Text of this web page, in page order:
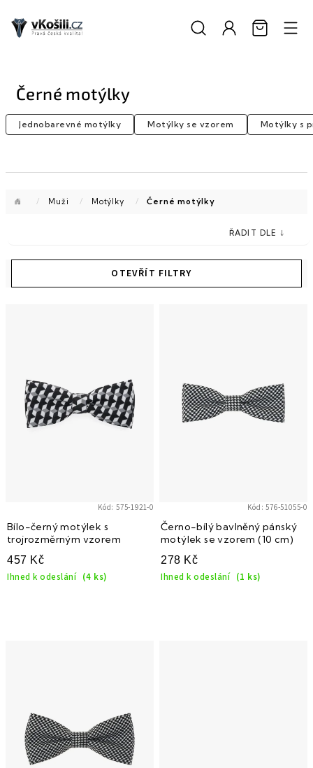
obsah
Černé motýlky
Jednobarevné motýlky Motýlky se vzorem Motýlky s
Domů
/ Muži / Motýlky / Černé motýlky
t
ů
Bílo-černý motýlek s
trojrozměrným vzorem
457 Kč
Ihned k odeslání (4 ks)
Kód: 575-1921-0
Černo-bílý bavlněný pánský
motýlek se vzorem (10 cm)
278 Kč
Ihned k odeslání (1 ks)
Kód:576-51055-0